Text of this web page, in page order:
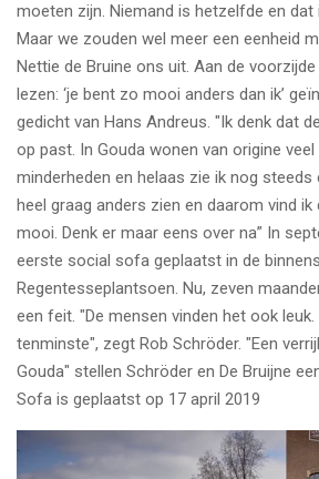
moeten zijn. Niemand is hetzelfde en dat
Maar we zouden wel meer een eenheid
Nettie de Bruine ons uit. Aan de
lezen: ‘je bent zo mooi anders dan ik’
gedicht van Hans Andreus. "Ik denk dat
op past. In Gouda wonen van origine
minderheden en helaas zie ik nog
heel graag anders zien en daarom vind
mooi. Denk er maar eens over na” In
eerste social sofa geplaatst in de
Regentesseplantsoen. Nu, zeven
een feit. "De mensen vinden het ook
tenminste", zegt Rob Schröder. "Een
Gouda" stellen Schröder en De Bruijne
Sofa is geplaatst op 17 april 2019